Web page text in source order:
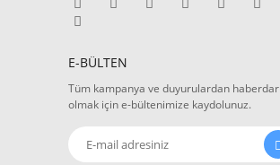
E-BÜLTEN
Tüm kampanya ve duyurulardan haberdar
olmak için e-bültenimize kaydolunuz.